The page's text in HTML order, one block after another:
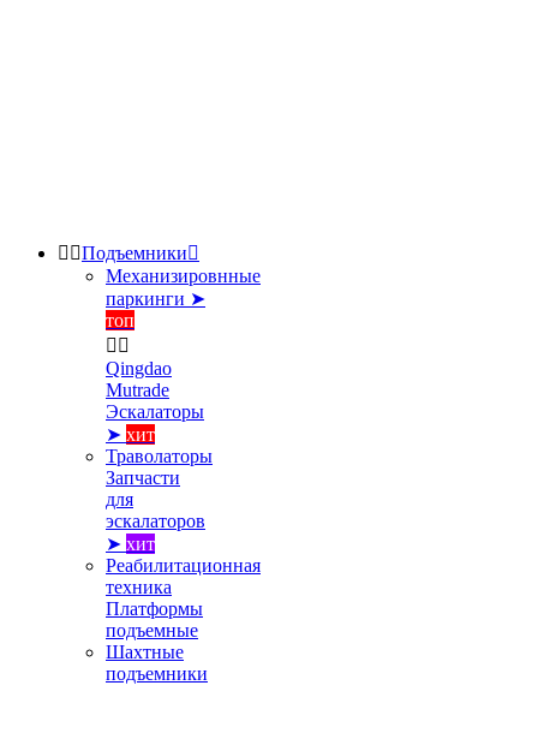
 Подъемники
Механизировнные
паркинги ➤
топ
 
Qingdao
Mutrade
Эскалаторы
➤ хит
Траволаторы
Запчасти
для
эскалаторов
➤ хит
Реабилитационная
техника
Платформы
подъемные
Шахтные
подъемники